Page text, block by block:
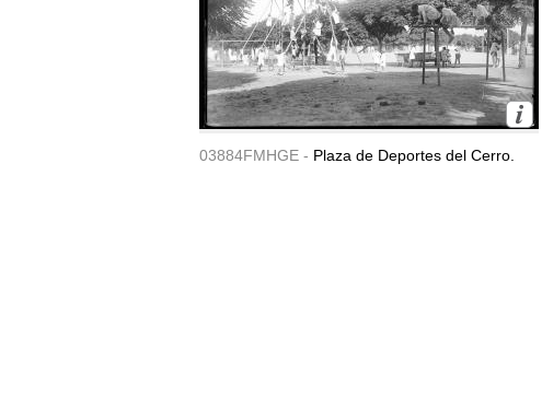
03884FMHGE - Plaza de Deportes del Cerro.